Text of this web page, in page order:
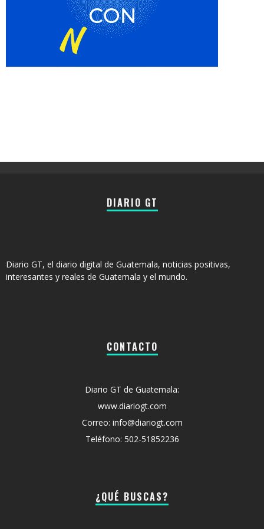
DIARIO GT
Diario GT, el diario digital de Guatemala, noticias positivas,
interesantes y reales de Guatemala y el mundo.
CONTACTO
Diario GT de Guatemala:
www.diariogt.com
Correo: info@diariogt.com
Teléfono: 502-51852236
¿QUÉ BUSCAS?